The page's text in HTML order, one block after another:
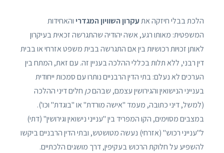
הלכת בבלי חיזקה אתעקרון השוויון המגדרי והאחידות
המשפטית: מאותו רגע, אשה יהודיה שהתגרשה זכאית בעיקרון
לאותן זכויות רכושיות בין אם התגרשה בבית משפט אזרחי או בבית
דין רבני, ללא תלות בכללי ההלכה בעניין זה. עם זאת, המתח בין
הערכים לא נעלם: בתי הדין הרבניים נותרו עם סמכות ייחודית
בענייני הנישואין והגירושין עצמם, שבהםכן חלים דיני ההלכה
(למשל, דיני כתובה, מעמד "אישה מורדת" או "בוגדת" וכו').
במצבים מסוימים, הקו המפריד בין "ענייני נישואין וגירושין" (דתי)
ל"ענייני רכוש" (אזרחי) נעשה מטושטש, ובתי הדין הרבניים ביקשו
להשפיע על חלוקת הרכוש בעקיפין, דרך מושגים הלכתיים.